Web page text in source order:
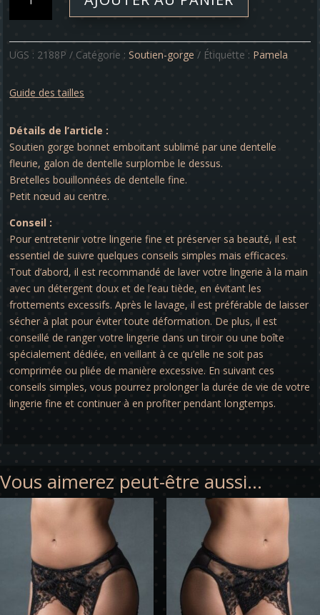
Soutien-
-UGS : 2188P Catégorie :Soutien-gorge Étiquette : Pamela
Guide des tailles
Détails de l’article :
Soutien gorge bonnet emboitant sublimé par une dentelle
fleurie, galon de dentelle surplombe le dessus.
Bretelles bouillonnées de dentelle fine.
Petit nœud au centre.
Conseil :
Pour entretenir votre lingerie fine et préserver sa beauté, il est
essentiel de suivre quelques conseils simples mais efficaces.
Tout d’abord, il est recommandé de laver votre lingerie à la main
avec un détergent doux et de l’eau tiède, en évitant les
frottements excessifs. Après le lavage, il est préférable de laisser
sécher à plat pour éviter toute déformation. De plus, il est
conseillé de ranger votre lingerie dans un tiroir ou une boîte
spécialement dédiée, en veillant à ce qu’elle ne soit pas
comprimée ou pliée de manière excessive. En suivant ces
conseils simples, vous pourrez prolonger la durée de vie de votre
lingerie fine et continuer à en profiter pendant longtemps.
Vous aimerez peut-être aussi…